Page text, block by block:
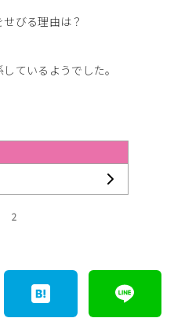
びる理由は？
ているようでした。
2